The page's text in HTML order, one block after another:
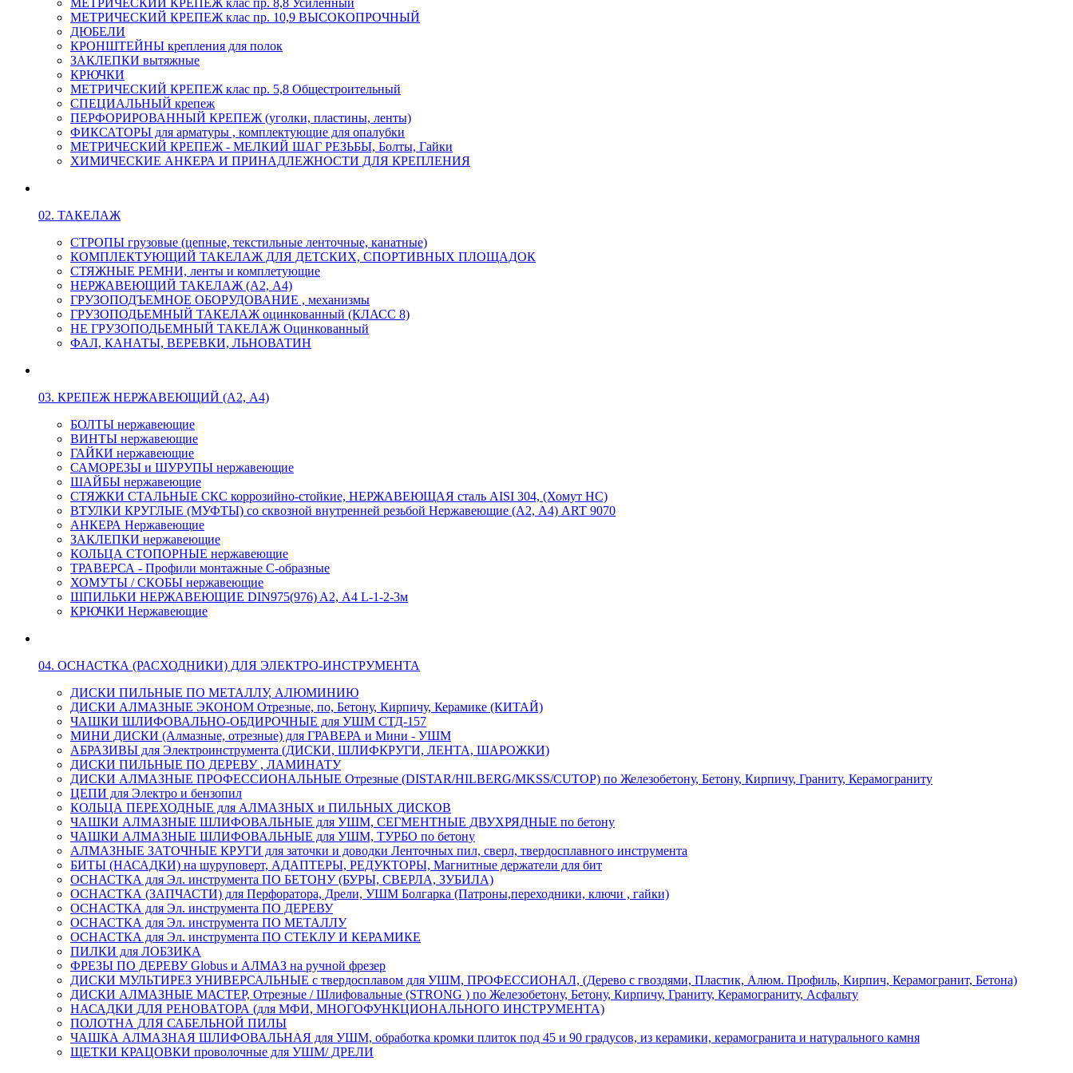
МЕТРИЧЕСКИЙ КРЕПЕЖ клас пр. 8,8 Усиленный
МЕТРИЧЕСКИЙ КРЕПЕЖ клас пр. 10,9 ВЫСОКОПРОЧНЫЙ
ДЮБЕЛИ
КРОНШТЕЙНЫ крепления для полок
ЗАКЛЕПКИ вытяжные
КРЮЧКИ
МЕТРИЧЕСКИЙ КРЕПЕЖ клас пр. 5,8 Общестроительный
СПЕЦИАЛЬНЫЙ крепеж
ПЕРФОРИРОВАННЫЙ КРЕПЕЖ (уголки, пластины, ленты)
ФИКСАТОРЫ для арматуры , комплектующие для опалубки
МЕТРИЧЕСКИЙ КРЕПЕЖ - МЕЛКИЙ ШАГ РЕЗЬБЫ, Болты, Гайки
ХИМИЧЕСКИЕ АНКЕРА И ПРИНАДЛЕЖНОСТИ ДЛЯ КРЕПЛЕНИЯ
02. ТАКЕЛАЖ
СТРОПЫ грузовые (цепные, текстильные ленточные, канатные)
КОМПЛЕКТУЮЩИЙ ТАКЕЛАЖ ДЛЯ ДЕТСКИХ, СПОРТИВНЫХ ПЛОЩАДОК
СТЯЖНЫЕ РЕМНИ, ленты и комплетующие
НЕРЖАВЕЮЩИЙ ТАКЕЛАЖ (А2, А4)
ГРУЗОПОДЪЕМНОЕ ОБОРУДОВАНИЕ , механизмы
ГРУЗОПОДЬЕМНЫЙ ТАКЕЛАЖ оцинкованный (КЛАСС 8)
НЕ ГРУЗОПОДЬЕМНЫЙ ТАКЕЛАЖ Оцинкованный
ФАЛ, КАНАТЫ, ВЕРЕВКИ, ЛЬНОВАТИН
03. КРЕПЕЖ НЕРЖАВЕЮЩИЙ (А2, А4)
БОЛТЫ нержавеющие
ВИНТЫ нержавеющие
ГАЙКИ нержавеющие
САМОРЕЗЫ и ШУРУПЫ нержавеющие
ШАЙБЫ нержавеющие
СТЯЖКИ СТАЛЬНЫЕ СКС коррозийно-стойкие, НЕРЖАВЕЮЩАЯ сталь AISI 304, (Хомут НС)
ВТУЛКИ КРУГЛЫЕ (МУФТЫ) со сквозной внутренней резьбой Нержавеющие (А2, А4) ART 9070
АНКЕРА Нержавеющие
ЗАКЛЕПКИ нержавеющие
КОЛЬЦА СТОПОРНЫЕ нержавеющие
ТРАВЕРСА - Профили монтажные С-образные
ХОМУТЫ / СКОБЫ нержавеющие
ШПИЛЬКИ НЕРЖАВЕЮЩИЕ DIN975(976) A2, А4 L-1-2-3м
КРЮЧКИ Нержавеющие
04. ОСНАСТКА (РАСХОДНИКИ) ДЛЯ ЭЛЕКТРО-ИНСТРУМЕНТА
ДИСКИ ПИЛЬНЫЕ ПО МЕТАЛЛУ, АЛЮМИНИЮ
ДИСКИ АЛМАЗНЫЕ ЭКОНОМ Отрезные, по, Бетону, Кирпичу, Керамике (КИТАЙ)
ЧАШКИ ШЛИФОВАЛЬНО-ОБДИРОЧНЫЕ для УШМ СТД-157
МИНИ ДИСКИ (Алмазные, отрезные) для ГРАВЕРА и Мини - УШМ
АБРАЗИВЫ для Электроинструмента (ДИСКИ, ШЛИФКРУГИ, ЛЕНТА, ШАРОЖКИ)
ДИСКИ ПИЛЬНЫЕ ПО ДЕРЕВУ , ЛАМИНАТУ
ДИСКИ АЛМАЗНЫЕ ПРОФЕССИОНАЛЬНЫЕ Отрезные (DISTAR/HILBERG/MKSS/CUTOP) по Железобетону, Бетону, Кирпичу, Граниту, Керамограниту
ЦЕПИ для Электро и бензопил
КОЛЬЦА ПЕРЕХОДНЫЕ для АЛМАЗНЫХ и ПИЛЬНЫХ ДИСКОВ
ЧАШКИ АЛМАЗНЫЕ ШЛИФОВАЛЬНЫЕ для УШМ, СЕГМЕНТНЫЕ ДВУХРЯДНЫЕ по бетону
ЧАШКИ АЛМАЗНЫЕ ШЛИФОВАЛЬНЫЕ для УШМ, ТУРБО по бетону
АЛМАЗНЫЕ ЗАТОЧНЫЕ КРУГИ для заточки и доводки Ленточных пил, сверл, твердосплавного инструмента
БИТЫ (НАСАДКИ) на шуруповерт, АДАПТЕРЫ, РЕДУКТОРЫ, Магнитные держатели для бит
ОСНАСТКА для Эл. инструмента ПО БЕТОНУ (БУРЫ, СВЕРЛА, ЗУБИЛА)
ОСНАСТКА (ЗАПЧАСТИ) для Перфоратора, Дрели, УШМ Болгарка (Патроны,переходники, ключи , гайки)
ОСНАСТКА для Эл. инструмента ПО ДЕРЕВУ
ОСНАСТКА для Эл. инструмента ПО МЕТАЛЛУ
ОСНАСТКА для Эл. инструмента ПО СТЕКЛУ И КЕРАМИКЕ
ПИЛКИ для ЛОБЗИКА
ФРЕЗЫ ПО ДЕРЕВУ Globus и АЛМАЗ на ручной фрезер
ДИСКИ МУЛЬТИРЕЗ УНИВЕРСАЛЬНЫЕ с твердосплавом для УШМ, ПРОФЕССИОНАЛ, (Дерево с гвоздями, Пластик, Алюм. Профиль, Кирпич, Керамогранит, Бетона)
ДИСКИ АЛМАЗНЫЕ МАСТЕР, Отрезные / Шлифовальные (STRONG ) по Железобетону, Бетону, Кирпичу, Граниту, Керамограниту, Асфальту
НАСАДКИ ДЛЯ РЕНОВАТОРА (для МФИ, МНОГОФУНКЦИОНАЛЬНОГО ИНСТРУМЕНТА)
ПОЛОТНА ДЛЯ САБЕЛЬНОЙ ПИЛЫ
ЧАШКА АЛМАЗНАЯ ШЛИФОВАЛЬНАЯ для УШМ, обработка кромки плиток под 45 и 90 градусов, из керамики, керамогранита и натурального камня
ЩЕТКИ КРАЦОВКИ проволочные для УШМ/ ДРЕЛИ